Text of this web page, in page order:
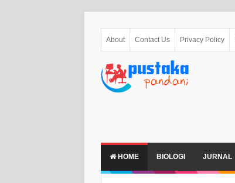
About Contact Us Privacy Policy
HOME BIOLOGI JURNAL